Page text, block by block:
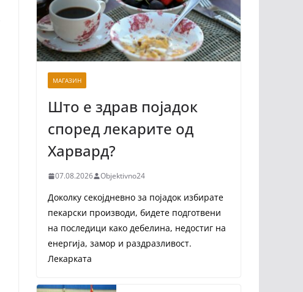
МАГАЗИН
Што е здрав појадок
според лекарите од
Харвард?
07.08.2026 Objektivno24
Доколку секојдневно за појадок избирате
пекарски производи, бидете подготвени
на последици како дебелина, недостиг на
енергија, замор и раздразливост.
Лекарката